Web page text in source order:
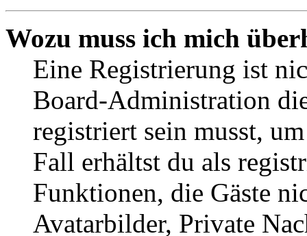
Wozu muss ich mich
Eine Registrierung ist
Board-Administration
registriert sein musst,
Fall erhältst du als
Funktionen, die Gäste
Avatarbilder, Private